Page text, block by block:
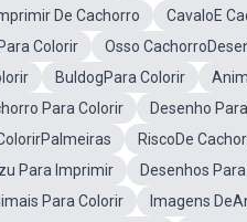
De Cachorro
CavaloE
Colorir
Osso
BuldogPara Colorir
Para Colorir
Desenho
RiscoDe
Para Imprimir
Desenhos
Para Colorir
Imagens